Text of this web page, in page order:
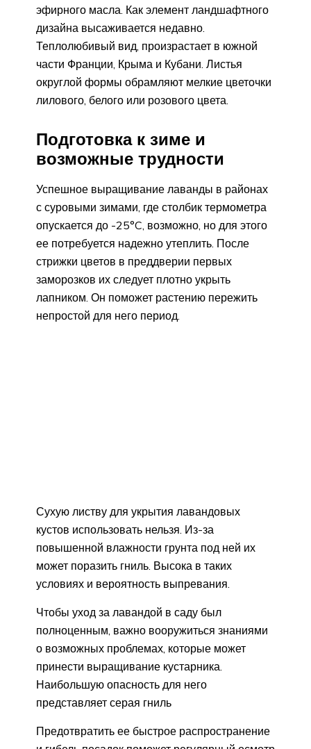
эфирного масла. Как элемент ландшафтного
дизайна высаживается недавно.
Теплолюбивый вид, произрастает в южной
части Франции, Крыма и Кубани. Листья
округлой формы обрамляют мелкие цветочки
лилового, белого или розового цвета.
Подготовка к зиме и
возможные трудности
Успешное выращивание лаванды в районах
с суровыми зимами, где столбик термометра
опускается до -25°C, возможно, но для этого
ее потребуется надежно утеплить. После
стрижки цветов в преддверии первых
заморозков их следует плотно укрыть
лапником. Он поможет растению пережить
непростой для него период.
Сухую листву для укрытия лавандовых
кустов использовать нельзя. Из-за
повышенной влажности грунта под ней их
может поразить гниль. Высока в таких
условиях и вероятность выпревания.
Чтобы уход за лавандой в саду был
полноценным, важно вооружиться знаниями
о возможных проблемах, которые может
принести выращивание кустарника.
Наибольшую опасность для него
представляет серая гниль
Предотвратить ее быстрое распространение